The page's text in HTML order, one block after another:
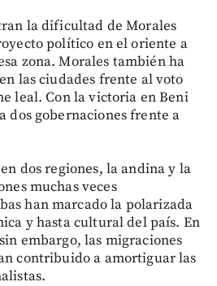
la dificultad de Morales
político en el oriente a
zona. Morales también ha
las ciudades frente al voto
leal. Con la victoria en Beni
dos gobernaciones frente a
dos regiones, la andina y la
muchas veces
han marcado la polarizada
y hasta cultural del país. En
embargo, las migraciones
contribuido a amortiguar las